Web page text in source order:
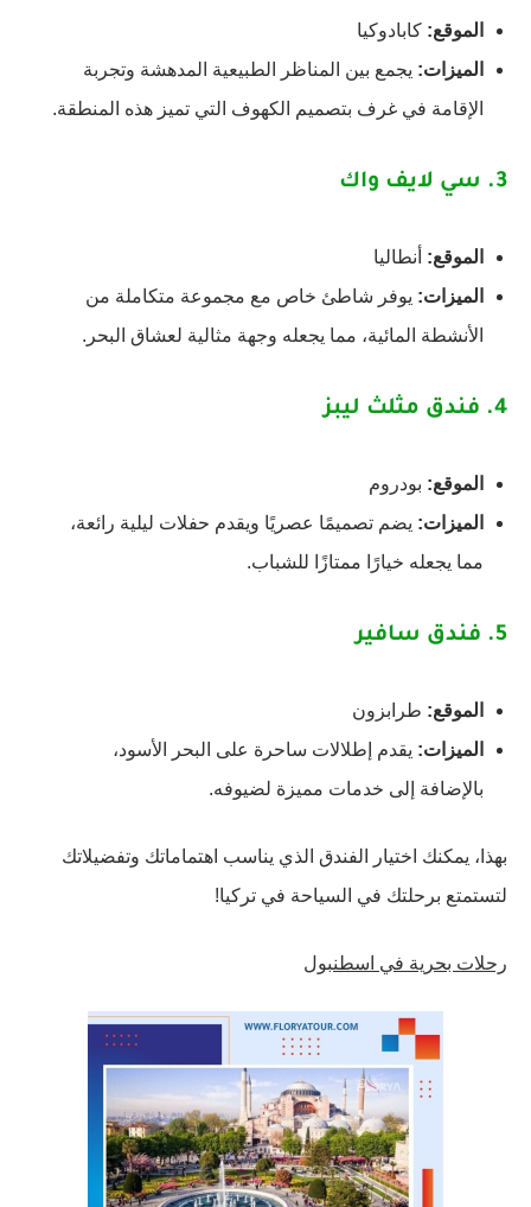
الموقع: كابادوكيا
الميزات: يجمع بين المناظر الطبيعية المدهشة وتجربة
الإقامة في غرف بتصميم الكهوف التي تميز هذه المنطقة.
3. سي لايف واك
الموقع: أنطاليا
الميزات: يوفر شاطئ خاص مع مجموعة متكاملة من
الأنشطة المائية، مما يجعله وجهة مثالية لعشاق البحر.
4. فندق مثلث ليبز
الموقع: بودروم
الميزات: يضم تصميمًا عصريًا ويقدم حفلات ليلية رائعة،
مما يجعله خيارًا ممتازًا للشباب.
5. فندق سافير
الموقع: طرابزون
الميزات: يقدم إطلالات ساحرة على البحر الأسود،
بالإضافة إلى خدمات مميزة لضيوفه.
بهذا، يمكنك اختيار الفندق الذي يناسب اهتماماتك وتفضيلاتك
لتستمتع برحلتك في السياحة في تركيا!
رحلات بحرية في اسطنبول